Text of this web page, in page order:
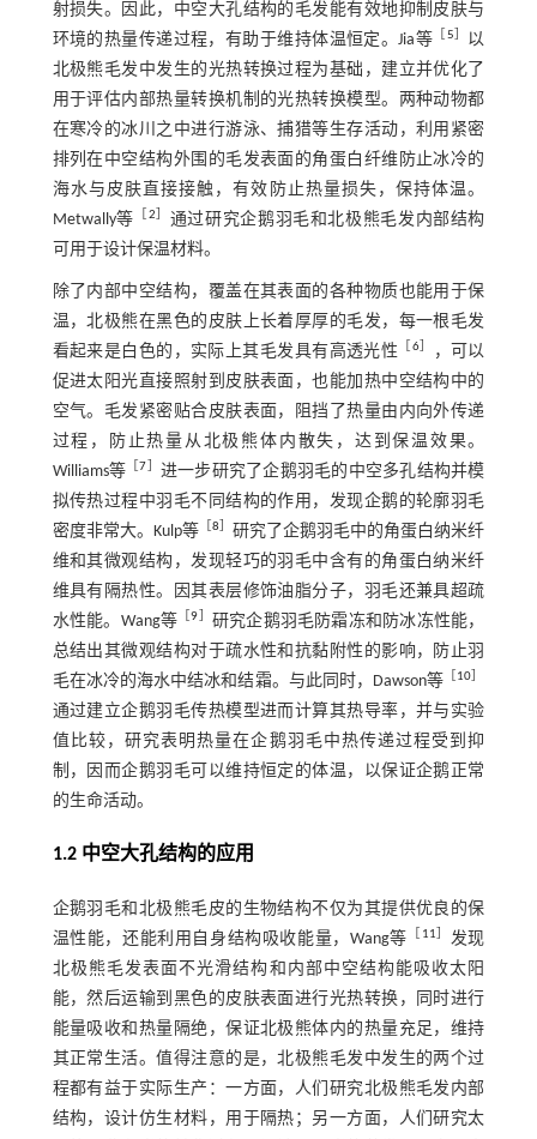
射损失。因此，中空大孔结构的毛发能有效地抑制皮肤与
环境的热量传递过程，有助于维持体温恒定。Jia等
5
以
北极熊毛发中发生的光热转换过程为基础，建立并优化了
用于评估内部热量转换机制的光热转换模型。两种动物都
在寒冷的冰川之中进行游泳、捕猎等生存活动，利用紧密
排列在中空结构外围的毛发表面的角蛋白纤维防止冰冷的
海水与皮肤直接接触，有效防止热量损失，保持体温。
Metwally等
2
通过研究企鹅羽毛和北极熊毛发内部结构
可用于设计保温材料。
除了内部中空结构，覆盖在其表面的各种物质也能用于保
温，北极熊在黑色的皮肤上长着厚厚的毛发，每一根毛发
看起来是白色的，实际上其毛发具有高透光性
6］
，可以
促进太阳光直接照射到皮肤表面，也能加热中空结构中的
空气。毛发紧密贴合皮肤表面，阻挡了热量由内向外传递
过程，防止热量从北极熊体内散失，达到保温效果。
Williams等 ［7
进一步研究了企鹅羽毛的中空多孔结构并模
拟传热过程中羽毛不同结构的作用，发现企鹅的轮廓羽毛
密度非常大。Kulp等［ 8
研究了企鹅羽毛中的角蛋白纳米纤
维和其微观结构，发现轻巧的羽毛中含有的角蛋白纳米纤
维具有隔热性。因其表层修饰油脂分子，羽毛还兼具超疏
水性能。Wang等 ［9
研究企鹅羽毛防霜冻和防冰冻性能，
总结出其微观结构对于疏水性和抗黏附性的影响，防止羽
毛在冰冷的海水中结冰和结霜。与此同时，Dawson等
10
通过建立企鹅羽毛传热模型进而计算其热导率，并与实验
值比较，研究表明热量在企鹅羽毛中热传递过程受到抑
制，因而企鹅羽毛可以维持恒定的体温，以保证企鹅正常
的生命活动。
1.2 中空大孔结构的应用
企鹅羽毛和北极熊毛皮的生物结构不仅为其提供优良的保
温性能，还能利用自身结构吸收能量，Wang等
11
发现
北极熊毛发表面不光滑结构和内部中空结构能吸收太阳
能，然后运输到黑色的皮肤表面进行光热转换，同时进行
能量吸收和热量隔绝，保证北极熊体内的热量充足，维持
其正常生活。值得注意的是，北极熊毛发中发生的两个过
程都有益于实际生产：一方面，人们研究北极熊毛发内部
结构，设计仿生材料，用于隔热；另一方面，人们研究太